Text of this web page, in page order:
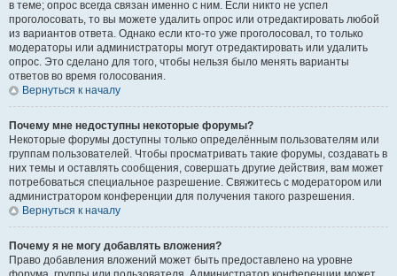
в теме; опрос всегда связан именно с ним. Если никто не успел
проголосовать, то вы можете удалить опрос или отредактировать любой
из вариантов ответа. Однако если кто-то уже проголосовал, то только
модераторы или администраторы могут отредактировать или удалить
опрос. Это сделано для того, чтобы нельзя было менять варианты
ответов во время голосования.
Вернуться к началу
Почему мне недоступны некоторые форумы?
Некоторые форумы доступны только определённым пользователям или
группам пользователей. Чтобы просматривать такие форумы, создавать в
них темы и оставлять сообщения, совершать другие действия, вам может
потребоваться специальное разрешение. Свяжитесь с модератором или
администратором конференции для получения такого разрешения.
Вернуться к началу
Почему я не могу добавлять вложения?
Право добавления вложений может быть предоставлено на уровне